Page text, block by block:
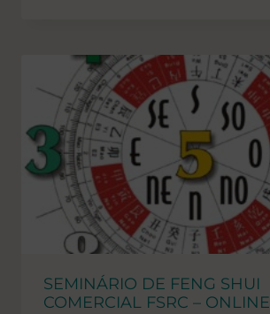
SEMINÁRIO DE FENG SHUI
COMERCIAL FSRC – ONLINE